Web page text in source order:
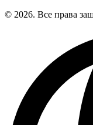
© 2026. Все права